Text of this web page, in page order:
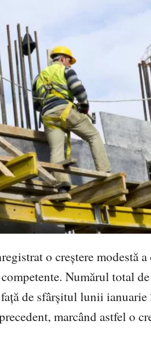
o creștere modestă
Numărul total
de sfârșitul lunii
marcând astfel o